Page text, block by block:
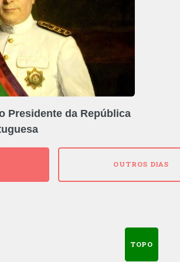
Presidente da República
OUTROS DIAS
TOPO